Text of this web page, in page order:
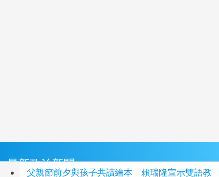
最新政治新聞
父親節前夕與孩子共讀繪本 賴瑞隆宣示雙語教